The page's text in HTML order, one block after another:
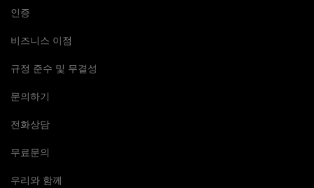
인증
비즈니스 이점
규정 준수 및 무결성
문의하기
전화상담
무료문의
우리와 함께